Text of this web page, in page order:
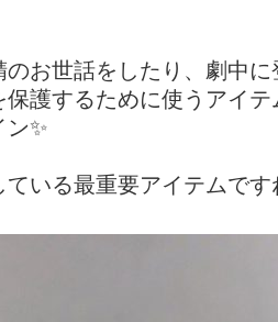
のお世話をしたり、劇中
保護するために使うアイ
✨
いる最重要アイテムです